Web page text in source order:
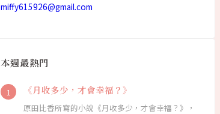
miffy615926@gmail.com
本週最熱門
《月收多少，才會幸福？》
原田比香所寫的小說《月收多少，才會幸福？》，